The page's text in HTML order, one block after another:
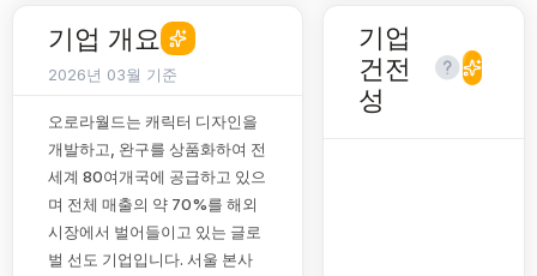
기업 개요
2026년 03월 기준
오로라월드는 캐릭터 디자인을
개발하고, 완구를 상품화하여 전
세계 80여개국에 공급하고 있으
며 전체 매출의 약 70%를 해외
시장에서 벌어들이고 있는 글로
벌 선도 기업입니다. 서울 본사
기업
건전
성